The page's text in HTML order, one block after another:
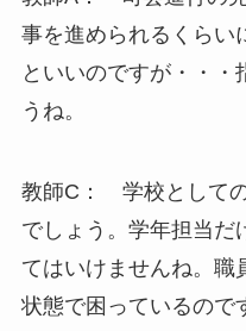
事を進められるくらい
といいのですが・・・
うね。
教師C： 学校として
でしょう。学年担当だ
てはいけませんね。職
状態で困っているので